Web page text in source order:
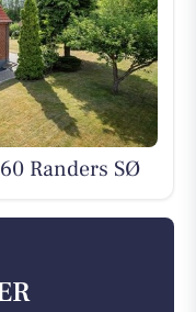
Randers SØ